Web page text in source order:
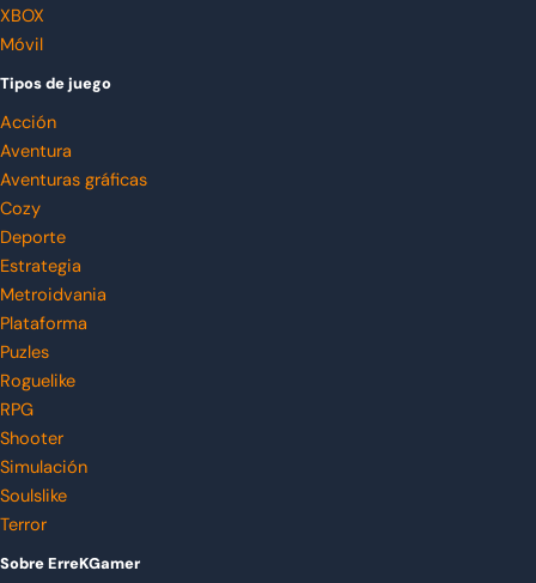
XBOX
Móvil
Tipos de juego
Acción
Aventura
Aventuras gráficas
Cozy
Deporte
Estrategia
Metroidvania
Plataforma
Puzles
Roguelike
RPG
Shooter
Simulación
Soulslike
Terror
Sobre ErreKGamer